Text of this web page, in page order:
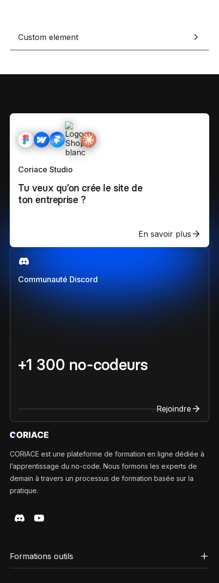
Custom element
Communauté Discord
+1 300 no-codeurs
Rejoindre
Coriace Studio
Tu veux qu’on crée le site de
ton entreprise ?
En savoir plus
CORIACE est une plateforme de formation en ligne dédiée à
l’apprentissage du no-code. Nous formons les experts de
demain à travers un processus de formation basée sur la
pratique.
Formations outils